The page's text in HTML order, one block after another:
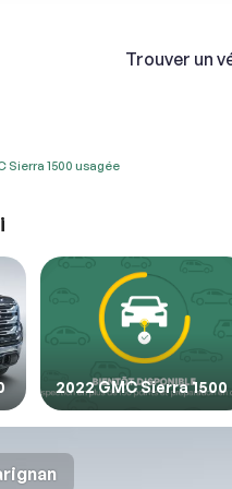
Trouver un
Sierra 1500 usagée
2022 GMC Sierra 1500
1.
1.
1.